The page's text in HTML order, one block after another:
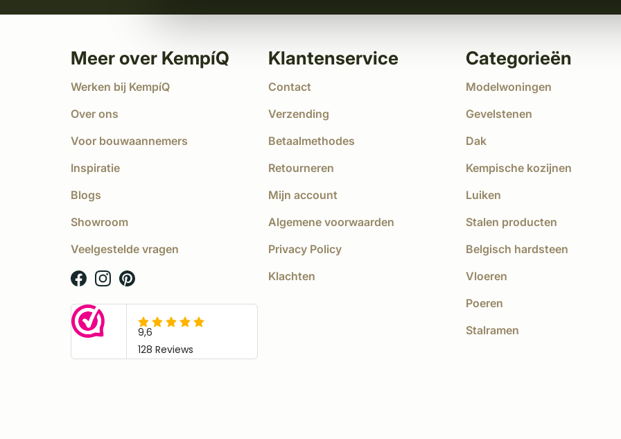
Meer over KempíQ
Werken bij KempíQ
Over ons
Voor bouwaannemers
Inspiratie
Blogs
Showroom
Veelgestelde vragen
Klantenservice
Contact
Verzending
Betaalmethodes
Retourneren
Mijn account
Algemene voorwaarden
Privacy Policy
Klachten
Categorieën
Modelwoningen
Gevelstenen
Dak
Kempische kozijnen
Luiken
Stalen producten
Belgisch hardsteen
Vloeren
Poeren
Stalramen